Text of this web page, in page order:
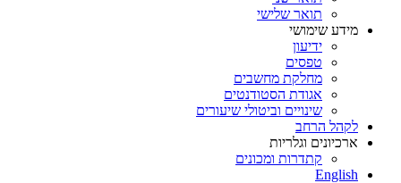
תואר שלישי
מידע שימושי
ידיעון
טפסים
מחלקת מחשבים
אגודת הסטודנטים
שינויים וביטולי שיעורים
לקהל הרחב
ארכיונים וגלריות
קתדרות ומכונים
English